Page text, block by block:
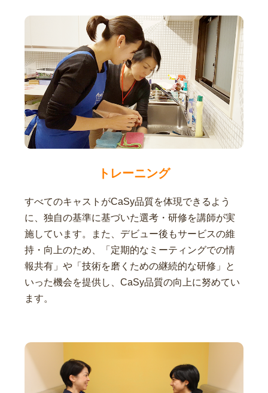
トレーニング
すべてのキャストがCaSy品質を体現できるよう
に、独自の基準に基づいた選考・研修を講師が実
施しています。また、デビュー後もサービスの維
持・向上のため、「定期的なミーティングでの情
報共有」や「技術を磨くための継続的な研修」と
いった機会を提供し、CaSy品質の向上に努めてい
ます。